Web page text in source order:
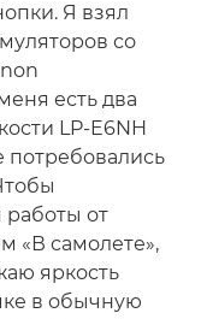
Я взял
со
есть два
LP-E6NH
потребовались
работы от
«В самолете»,
яркость
в обычную